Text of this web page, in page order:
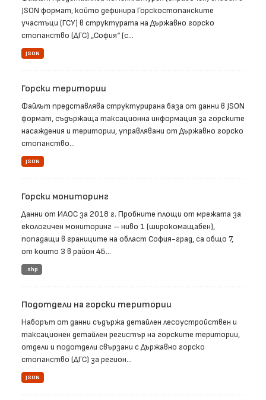
JSON формат, който дефинира Горскостопанските
участъци (ГСУ) в структурата на Държавно горско
стопанство (ДГС) „София“ (с...
JSON
Горски територии
Файлът представлява структурирана база от данни в JSON
формат, съдържаща таксационна информация за горските
насаждения и територии, управлявани от Държавно горско
стопанство...
JSON
Горски мониторинг
Данни от ИАОС за 2018 г. Пробните площи от мрежата за
екологичен мониторинг – ниво 1 (широкомащабен),
попадащи в границите на област София-град, са общо 7,
от които 3 в район 4Б...
.shp
Подотдели на горски територии
Наборът от данни съдържа детайлен лесоустройствен и
таксационен детайлен регистър на горските територии,
отдели и подотдели свързани с Държавно горско
стопанство (ДГС) за регион...
JSON